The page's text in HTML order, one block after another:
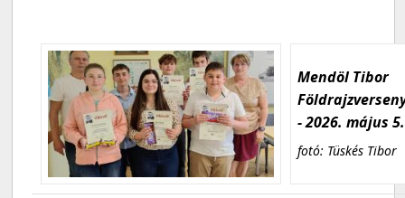
Mendöl Tibor
- 2026. május 5.
fotó: Tüskés Tibor